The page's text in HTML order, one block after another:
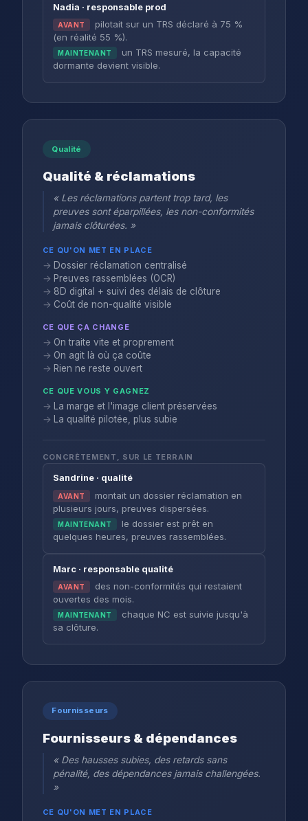
Nadia · responsable prod
AVANT
pilotait sur un TRS déclaré à 75 %
(en réalité 55 %).
MAINTENANT
un TRS mesuré, la capacité
dormante devient visible.
Qualité
Qualité & réclamations
« Les réclamations partent trop tard, les
preuves sont éparpillées, les non-conformités
jamais clôturées. »
CE QU'ON MET EN PLACE
Dossier réclamation centralisé
Preuves rassemblées (OCR)
8D digital + suivi des délais de clôture
Coût de non-qualité visible
CE QUE ÇA CHANGE
On traite vite et proprement
On agit là où ça coûte
Rien ne reste ouvert
CE QUE VOUS Y GAGNEZ
La marge et l'image client préservées
La qualité pilotée, plus subie
CONCRÈTEMENT, SUR LE TERRAIN
Sandrine · qualité
AVANT
montait un dossier réclamation en
plusieurs jours, preuves dispersées.
MAINTENANT
le dossier est prêt en
quelques heures, preuves rassemblées.
Marc · responsable qualité
AVANT
des non-conformités qui restaient
ouvertes des mois.
MAINTENANT
chaque NC est suivie jusqu'à
sa clôture.
Fournisseurs
Fournisseurs & dépendances
« Des hausses subies, des retards sans
pénalité, des dépendances jamais challengées.
»
CE QU'ON MET EN PLACE